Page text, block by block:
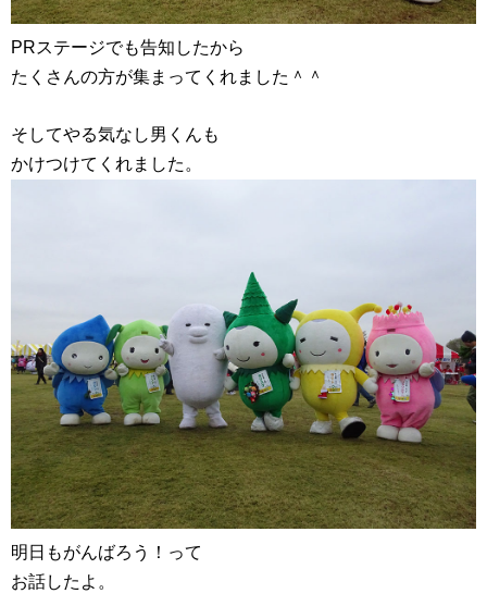
PRステージでも告知したから
たくさんの方が集まってくれました＾＾
そしてやる気なし男くんも
かけつけてくれました。
明日もがんばろう！って
お話したよ。